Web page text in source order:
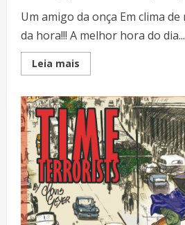
Um amigo da onça Em clima
da hora!!! A melhor hora do dia...
Leia mais
more
um
LAR!!!